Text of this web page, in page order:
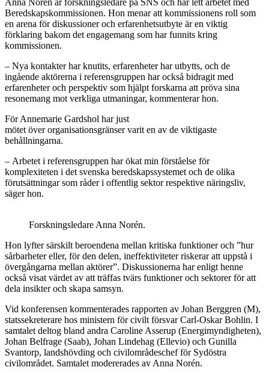
Beredskapskommissionen. Hon menar att kommissionens roll som
en arena för diskussioner och erfarenhetsutbyte är en viktig
förklaring bakom det engagemang som har funnits kring
kommissionen.
– Nya kontakter har knutits, erfarenheter har utbytts, och de
ingående aktörerna i referensgruppen har också bidragit med
erfarenheter och perspektiv som hjälpt forskarna att pröva sina
resonemang mot verkliga utmaningar, kommenterar hon.
För Annemarie Gardshol har just
mötet över organisationsgränser varit en av de viktigaste
behållningarna.
– Arbetet i referensgruppen har ökat min förståelse för
komplexiteten i det svenska beredskapssystemet och de olika
förutsättningar som råder i offentlig sektor respektive näringsliv,
säger hon.
Forskningsledare Anna Norén.
Hon lyfter särskilt beroendena mellan kritiska funktioner och ”hur
sårbarheter eller, för den delen, ineffektiviteter riskerar att uppstå i
övergångarna mellan aktörer”. Diskussionerna har enligt henne
också visat värdet av att träffas tvärs funktioner och sektorer för att
dela insikter och skapa samsyn.
Vid konferensen kommenterades rapporten av Johan Berggren (M),
statssekreterare hos ministern för civilt försvar Carl-Oskar Bohlin. I
samtalet deltog bland andra Caroline Asserup (Energimyndigheten),
Johan Belfrage (Saab), Johan Lindehag (Ellevio) och Gunilla
Svantorp, landshövding och civilområdeschef för Sydöstra
civilområdet. Samtalet modererades av Anna Norén.